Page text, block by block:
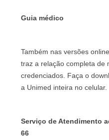
Guia médico
Também nas versões
traz a relação completa de
credenciados. Faça o
a Unimed inteira no celular.
Serviço de Atendimento
66